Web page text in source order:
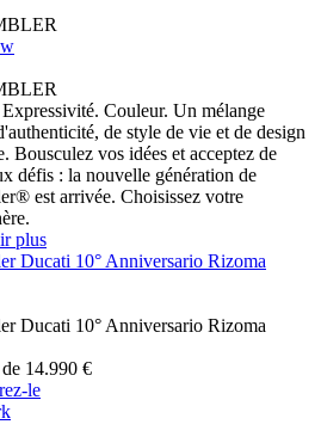
Couleur. Un mélange
de style de vie et de design
Bousculez vos idées et acceptez de
défis : la nouvelle génération de
est arrivée. Choisissez votre
plus
Ducati 10° Anniversario Rizoma
Ducati 10° Anniversario Rizoma
14.990 €
le